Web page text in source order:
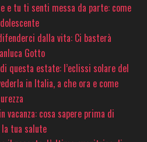
e tu ti senti messa da parte: come
dalla vita: Ci basterà
Gotto
questa estate: l’eclissi solare del
in Italia, a che ora e come
vacanza: cosa sapere prima di
tua salute